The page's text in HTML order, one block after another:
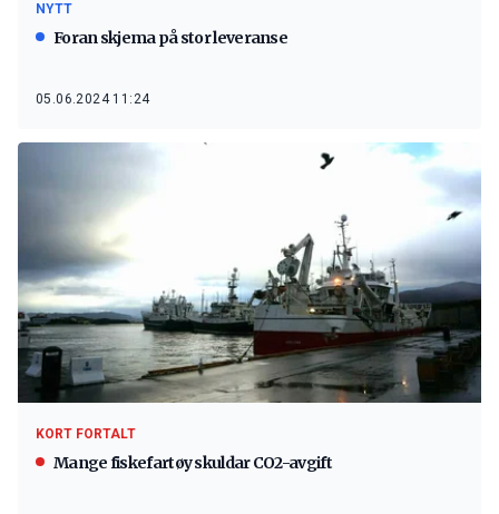
NYTT
Foran skjema på stor leveranse
05.06.2024 11:24
KORT FORTALT
Mange fiskefartøy skuldar CO2-avgift